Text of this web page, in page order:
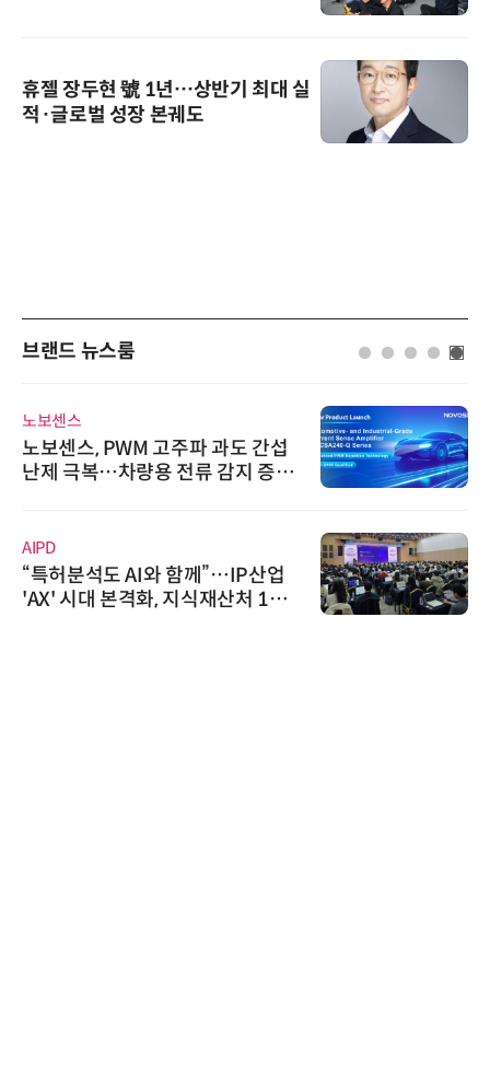
휴젤 장두현 號 1년…상반기 최대 실
적·글로벌 성장 본궤도
브랜드 뉴스룸
노보센스
노보센스, PWM 고주파 과도 간섭
난제 극복…차량용 전류 감지 증폭
AIPD
“특허분석도 AI와 함께”…IP산업
'AX' 시대 본격화, 지식재산처 1호